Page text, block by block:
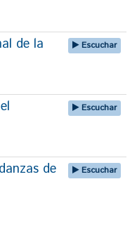
de la Escuchar
Escuchar
de Escuchar